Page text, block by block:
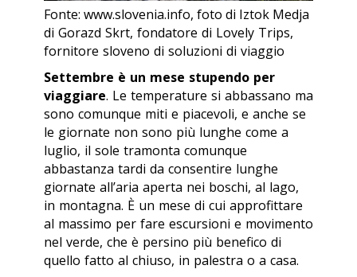
Fonte: www.slovenia.info, foto di Iztok Medja
di Gorazd Skrt, fondatore di Lovely Trips,
fornitore sloveno di soluzioni di viaggio
Settembre è un mese stupendo per
viaggiare. Le temperature si abbassano ma
sono comunque miti e piacevoli, e anche se
le giornate non sono più lunghe come a
luglio, il sole tramonta comunque
abbastanza tardi da consentire lunghe
giornate all’aria aperta nei boschi, al lago,
in montagna. È un mese di cui approfittare
al massimo per fare escursioni e movimento
nel verde, che è persino più benefico di
quello fatto al chiuso, in palestra o a casa.